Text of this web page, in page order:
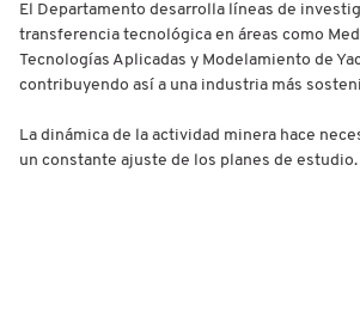
El Departamento desarrolla líneas de
transferencia tecnológica en áreas como
Tecnologías Aplicadas y Modelamiento de
contribuyendo así a una industria más
La dinámica de la actividad minera hace
un constante ajuste de los planes de estudio.